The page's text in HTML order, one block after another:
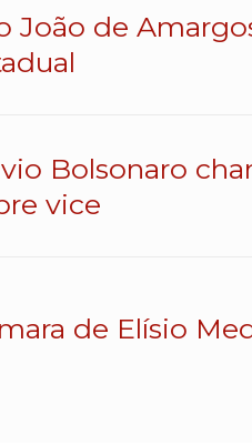
João de
Bolsonaro
vice
de Elísio